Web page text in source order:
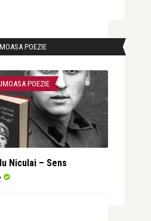
POEZIE
POEZIE
Niculai – Sens